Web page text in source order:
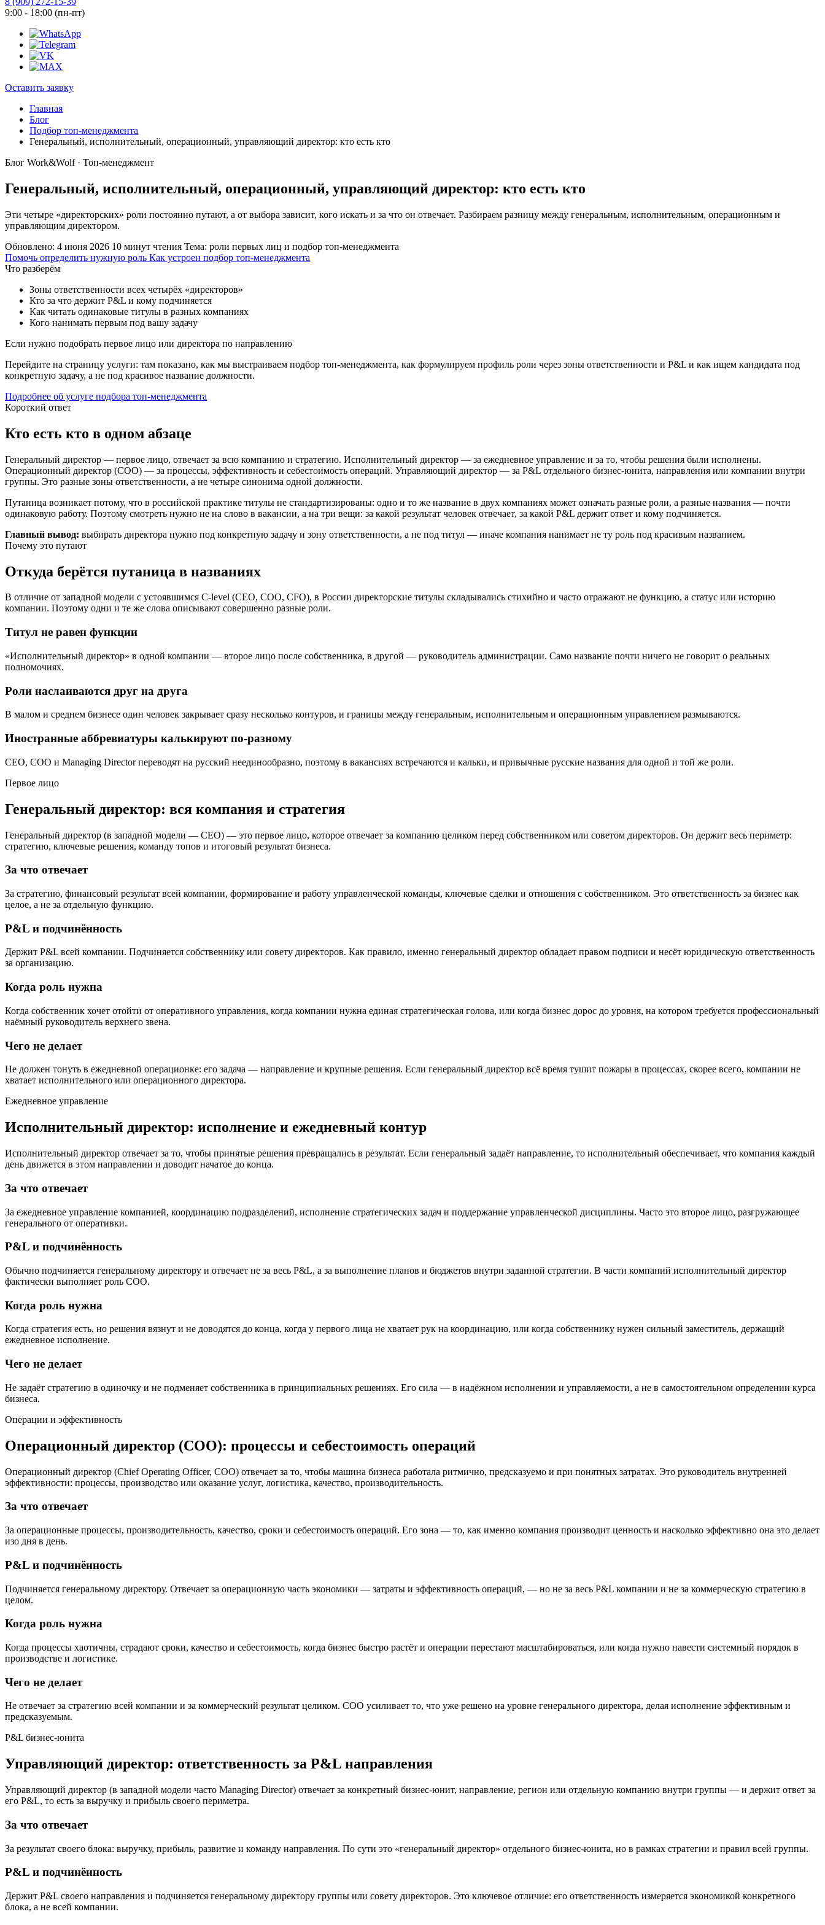
9:00 - 18:00 (пн-пт)
Оставить заявку
Главная
Блог
Подбор топ-менеджмента
Генеральный, исполнительный, операционный, управляющий директор: кто есть кто
Блог Work&Wolf · Топ-менеджмент
Генеральный, исполнительный, операционный, управляющий директор: кто есть кто
Эти четыре «директорских» роли постоянно путают, а от выбора зависит, кого искать и за что он отвечает. Разбираем разницу между генеральным, исполнительным, операционным и
управляющим директором.
Обновлено: 4 июня 2026 10 минут чтения Тема: роли первых лиц и подбор топ-менеджмента
Помочь определить нужную роль Как устроен подбор топ-менеджмента
Что разберём
Зоны ответственности всех четырёх «директоров»
Кто за что держит P&L и кому подчиняется
Как читать одинаковые титулы в разных компаниях
Кого нанимать первым под вашу задачу
Если нужно подобрать первое лицо или директора по направлению
Перейдите на страницу услуги: там показано, как мы выстраиваем подбор топ-менеджмента, как формулируем профиль роли через зоны ответственности и P&L и как ищем кандидата под
конкретную задачу, а не под красивое название должности.
Подробнее об услуге подбора топ-менеджмента
Короткий ответ
Кто есть кто в одном абзаце
Генеральный директор — первое лицо, отвечает за всю компанию и стратегию. Исполнительный директор — за ежедневное управление и за то, чтобы решения были исполнены.
Операционный директор (COO) — за процессы, эффективность и себестоимость операций. Управляющий директор — за P&L отдельного бизнес-юнита, направления или компании внутри
группы. Это разные зоны ответственности, а не четыре синонима одной должности.
Путаница возникает потому, что в российской практике титулы не стандартизированы: одно и то же название в двух компаниях может означать разные роли, а разные названия — почти
одинаковую работу. Поэтому смотреть нужно не на слово в вакансии, а на три вещи: за какой результат человек отвечает, за какой P&L держит ответ и кому подчиняется.
Главный вывод: выбирать директора нужно под конкретную задачу и зону ответственности, а не под титул — иначе компания нанимает не ту роль под красивым названием.
Почему это путают
Откуда берётся путаница в названиях
В отличие от западной модели с устоявшимся C-level (CEO, COO, CFO), в России директорские титулы складывались стихийно и часто отражают не функцию, а статус или историю
компании. Поэтому одни и те же слова описывают совершенно разные роли.
Титул не равен функции
«Исполнительный директор» в одной компании — второе лицо после собственника, в другой — руководитель администрации. Само название почти ничего не говорит о реальных
полномочиях.
Роли наслаиваются друг на друга
В малом и среднем бизнесе один человек закрывает сразу несколько контуров, и границы между генеральным, исполнительным и операционным управлением размываются.
Иностранные аббревиатуры калькируют по-разному
CEO, COO и Managing Director переводят на русский неединообразно, поэтому в вакансиях встречаются и кальки, и привычные русские названия для одной и той же роли.
Первое лицо
Генеральный директор: вся компания и стратегия
Генеральный директор (в западной модели — CEO) — это первое лицо, которое отвечает за компанию целиком перед собственником или советом директоров. Он держит весь периметр:
стратегию, ключевые решения, команду топов и итоговый результат бизнеса.
За что отвечает
За стратегию, финансовый результат всей компании, формирование и работу управленческой команды, ключевые сделки и отношения с собственником. Это ответственность за бизнес как
целое, а не за отдельную функцию.
P&L и подчинённость
Держит P&L всей компании. Подчиняется собственнику или совету директоров. Как правило, именно генеральный директор обладает правом подписи и несёт юридическую ответственность
за организацию.
Когда роль нужна
Когда собственник хочет отойти от оперативного управления, когда компании нужна единая стратегическая голова, или когда бизнес дорос до уровня, на котором требуется профессиональный
наёмный руководитель верхнего звена.
Чего не делает
Не должен тонуть в ежедневной операционке: его задача — направление и крупные решения. Если генеральный директор всё время тушит пожары в процессах, скорее всего, компании не
хватает исполнительного или операционного директора.
Ежедневное управление
Исполнительный директор: исполнение и ежедневный контур
Исполнительный директор отвечает за то, чтобы принятые решения превращались в результат. Если генеральный задаёт направление, то исполнительный обеспечивает, что компания каждый
день движется в этом направлении и доводит начатое до конца.
За что отвечает
За ежедневное управление компанией, координацию подразделений, исполнение стратегических задач и поддержание управленческой дисциплины. Часто это второе лицо, разгружающее
генерального от оперативки.
P&L и подчинённость
Обычно подчиняется генеральному директору и отвечает не за весь P&L, а за выполнение планов и бюджетов внутри заданной стратегии. В части компаний исполнительный директор
фактически выполняет роль COO.
Когда роль нужна
Когда стратегия есть, но решения вязнут и не доводятся до конца, когда у первого лица не хватает рук на координацию, или когда собственнику нужен сильный заместитель, держащий
ежедневное исполнение.
Чего не делает
Не задаёт стратегию в одиночку и не подменяет собственника в принципиальных решениях. Его сила — в надёжном исполнении и управляемости, а не в самостоятельном определении курса
бизнеса.
Операции и эффективность
Операционный директор (COO): процессы и себестоимость операций
Операционный директор (Chief Operating Officer, COO) отвечает за то, чтобы машина бизнеса работала ритмично, предсказуемо и при понятных затратах. Это руководитель внутренней
эффективности: процессы, производство или оказание услуг, логистика, качество, производительность.
За что отвечает
За операционные процессы, производительность, качество, сроки и себестоимость операций. Его зона — то, как именно компания производит ценность и насколько эффективно она это делает
изо дня в день.
P&L и подчинённость
Подчиняется генеральному директору. Отвечает за операционную часть экономики — затраты и эффективность операций, — но не за весь P&L компании и не за коммерческую стратегию в
целом.
Когда роль нужна
Когда процессы хаотичны, страдают сроки, качество и себестоимость, когда бизнес быстро растёт и операции перестают масштабироваться, или когда нужно навести системный порядок в
производстве и логистике.
Чего не делает
Не отвечает за стратегию всей компании и за коммерческий результат целиком. COO усиливает то, что уже решено на уровне генерального директора, делая исполнение эффективным и
предсказуемым.
P&L бизнес-юнита
Управляющий директор: ответственность за P&L направления
Управляющий директор (в западной модели часто Managing Director) отвечает за конкретный бизнес-юнит, направление, регион или отдельную компанию внутри группы — и держит ответ за
его P&L, то есть за выручку и прибыль своего периметра.
За что отвечает
За результат своего блока: выручку, прибыль, развитие и команду направления. По сути это «генеральный директор» отдельного бизнес-юнита, но в рамках стратегии и правил всей группы.
P&L и подчинённость
Держит P&L своего направления и подчиняется генеральному директору группы или совету директоров. Это ключевое отличие: его ответственность измеряется экономикой конкретного
блока, а не всей компании.